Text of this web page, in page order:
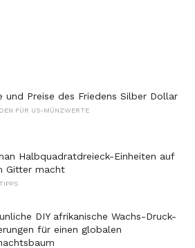
und Preise des Friedens Silber Dollar
FÜR US-MÜNZWERTE
Halbquadratdreieck-Einheiten auf
Gitter macht
DIY afrikanische Wachs-Druck-
für einen globalen